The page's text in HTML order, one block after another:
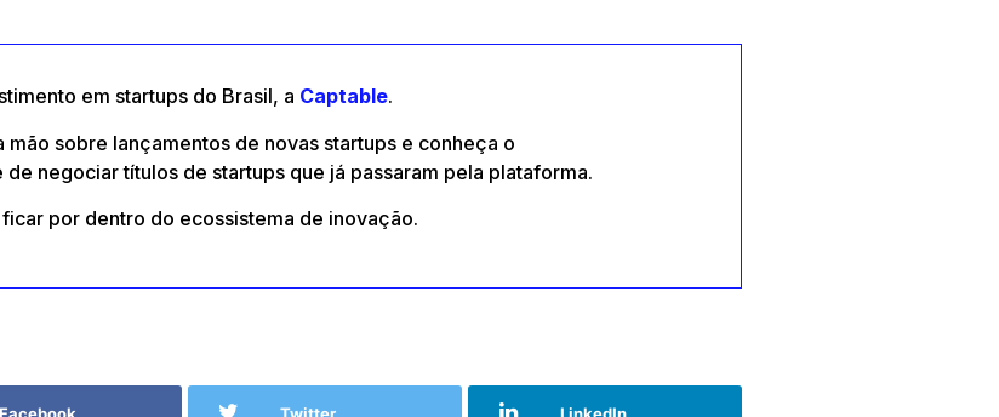
em startups do Brasil, a Captable.
sobre lançamentos de novas startups e conheça o
de negociar títulos de startups que já passaram pela plataforma.
por dentro do ecossistema de inovação.
Facebook Twitter LinkedIn